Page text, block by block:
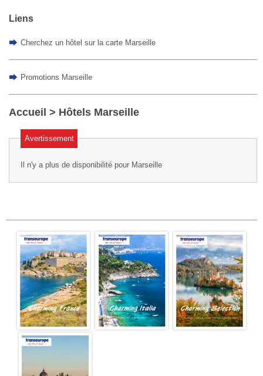
Liens
Cherchez un hôtel sur la carte Marseille
Promotions Marseille
Accueil > Hôtels Marseille
Avertissement
Il n'y a plus de disponibilité pour Marseille